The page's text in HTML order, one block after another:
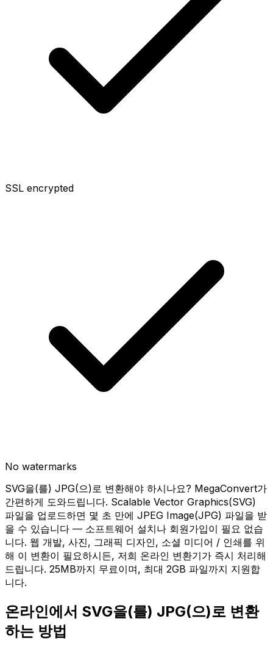
SSL encrypted
No watermarks
SVG을(를) JPG(으)로 변환해야 하시나요? MegaConvert가
간편하게 도와드립니다. Scalable Vector Graphics(SVG)
파일을 업로드하면 몇 초 만에 JPEG Image(JPG) 파일을 받
을 수 있습니다 — 소프트웨어 설치나 회원가입이 필요 없습
니다. 웹 개발, 사진, 그래픽 디자인, 소셜 미디어 / 인쇄를 위
해 이 변환이 필요하시든, 저희 온라인 변환기가 즉시 처리해
드립니다. 25MB까지 무료이며, 최대 2GB 파일까지 지원합
니다.
온라인에서 SVG을(를) JPG(으)로 변환
하는 방법